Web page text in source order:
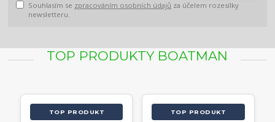
Souhlasím se zpracováním osobních údajů za účelem rozesílky
newsletteru.
TOP PRODUKTY BOATMAN
TOP PRODUKT TOP PRODUKT